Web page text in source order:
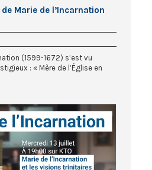
Marie de l’Incarnation
(1599-1672) s’est vu
: « Mère de l’Église en